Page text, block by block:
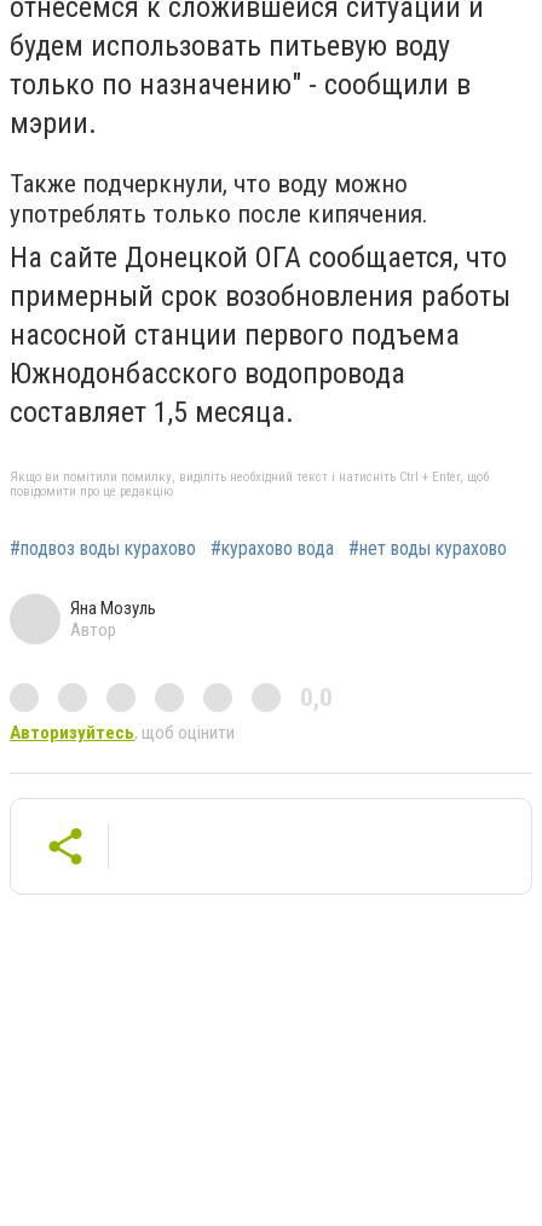
отнесемся к сложившейся ситуации и
будем использовать питьевую воду
только по назначению" - сообщили в
мэрии.
Также подчеркнули, что воду можно
употреблять только после кипячения.
На сайте Донецкой ОГА сообщается, что
примерный срок возобновления работы
насосной станции первого подъема
Южнодонбасского водопровода
составляет 1,5 месяца.
Якщо ви помітили помилку, виділіть необхідний текст і натисніть Ctrl + Enter, щоб
повідомити про це редакцію
#подвоз воды курахово #курахово вода #нет воды курахово
Яна Мозуль
Автор
0,0
Авторизуйтесь, щоб оцінити